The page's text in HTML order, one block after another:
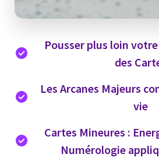
Pousser plus loin
des
Les Arcanes Majeurs
vie
Cartes Mineures :
Numérologie